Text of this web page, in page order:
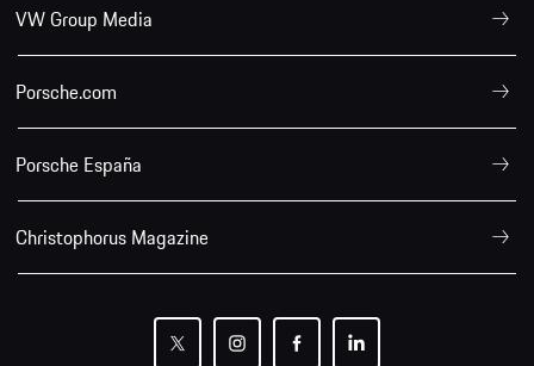
VW Group Media
Porsche.com
Porsche España
Christophorus Magazine